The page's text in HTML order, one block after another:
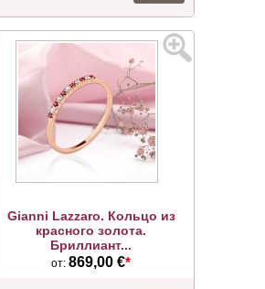
Gianni Lazzaro. Кольцо из
красного золота.
Бриллиант...
от:869,00 €*